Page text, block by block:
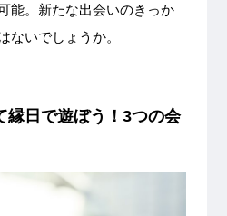
能。新たな出会いのきっか
ないでしょうか。
縁日で遊ぼう！3つの会